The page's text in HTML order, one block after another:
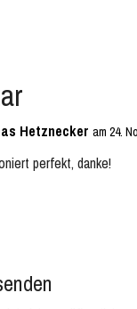
Hetznecker am 24.
perfekt, danke!